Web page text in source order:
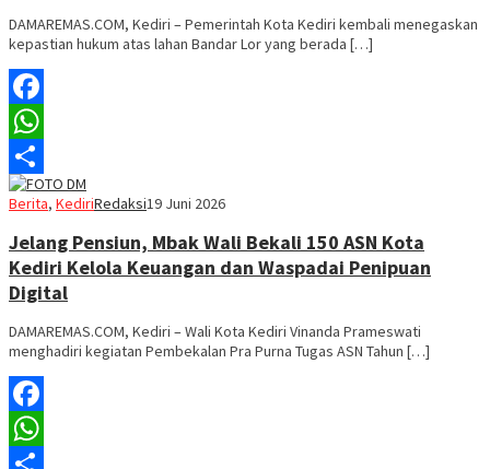
DAMAREMAS.COM, Kediri – Pemerintah Kota Kediri kembali menegaskan
kepastian hukum atas lahan Bandar Lor yang berada […]
Facebook
WhatsApp
Share
Berita, KediriRedaksi19 Juni 2026
Jelang Pensiun, Mbak Wali Bekali 150 ASN Kota
Kediri Kelola Keuangan dan Waspadai Penipuan
Digital
DAMAREMAS.COM, Kediri – Wali Kota Kediri Vinanda Prameswati
menghadiri kegiatan Pembekalan Pra Purna Tugas ASN Tahun […]
Facebook
WhatsApp